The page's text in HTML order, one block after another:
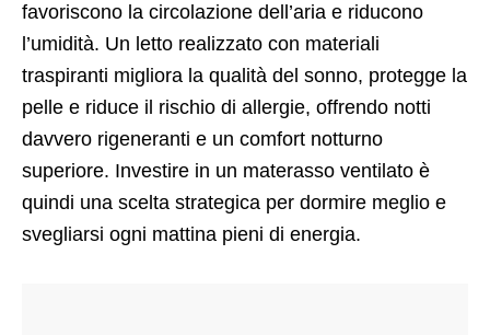
favoriscono la circolazione dell’aria e riducono
l’umidità. Un letto realizzato con materiali
traspiranti migliora la qualità del sonno, protegge la
pelle e riduce il rischio di allergie, offrendo notti
davvero rigeneranti e un comfort notturno
superiore. Investire in un materasso ventilato è
quindi una scelta strategica per dormire meglio e
svegliarsi ogni mattina pieni di energia.